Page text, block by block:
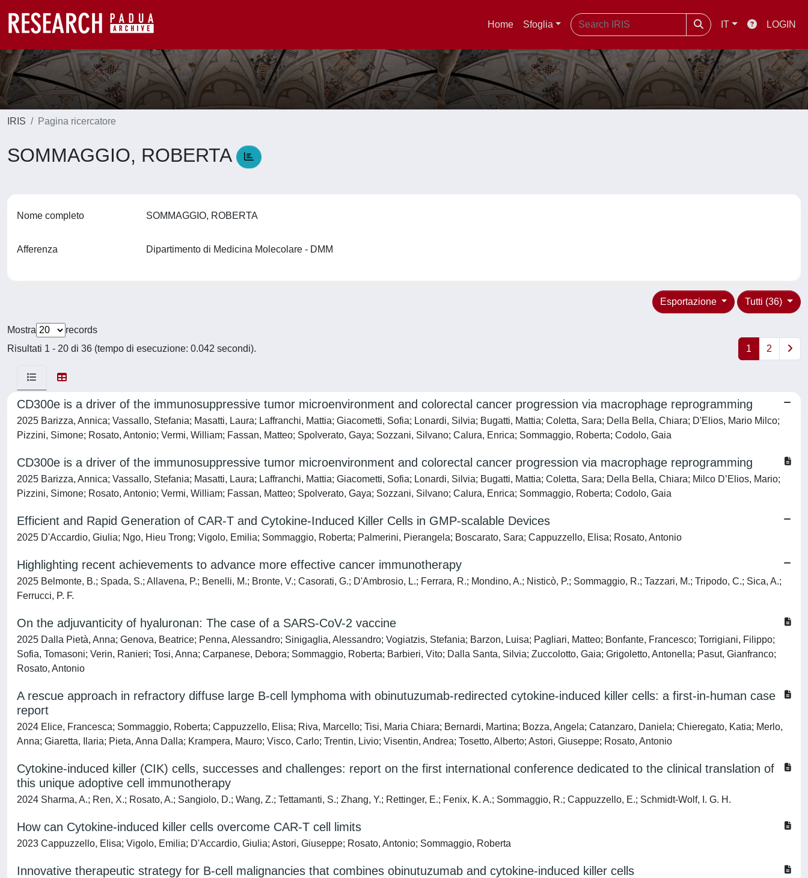
Home Sfoglia IT LOGIN
IRIS Pagina ricercatore
SOMMAGGIO, ROBERTA
Nome completo SOMMAGGIO, ROBERTA
Afferenza Dipartimento di Medicina Molecolare - DMM
Tutti (36)
Esportazione
Mostra
records
Risultati 1 - 20 di 36 (tempo di esecuzione: 0.042 secondi).
1 2
CD300e is a driver of the immunosuppressive tumor microenvironment and colorectal cancer progression via macrophage reprogramming
2025 Barizza, Annica; Vassallo, Stefania; Masatti, Laura; Laffranchi, Mattia; Giacometti, Sofia; Lonardi, Silvia; Bugatti, Mattia; Coletta, Sara; Della Bella, Chiara; D'Elios, Mario Milco;
Pizzini, Simone; Rosato, Antonio; Vermi, William; Fassan, Matteo; Spolverato, Gaya; Sozzani, Silvano; Calura, Enrica; Sommaggio, Roberta; Codolo, Gaia
CD300e is a driver of the immunosuppressive tumor microenvironment and colorectal cancer progression via macrophage reprogramming
2025 Barizza, Annica; Vassallo, Stefania; Masatti, Laura; Laffranchi, Mattia; Giacometti, Sofia; Lonardi, Silvia; Bugatti, Mattia; Coletta, Sara; Della Bella, Chiara; Milco D’Elios, Mario;
Pizzini, Simone; Rosato, Antonio; Vermi, William; Fassan, Matteo; Spolverato, Gaya; Sozzani, Silvano; Calura, Enrica; Sommaggio, Roberta; Codolo, Gaia
Efficient and Rapid Generation of CAR-T and Cytokine-Induced Killer Cells in GMP-scalable Devices
2025 D'Accardio, Giulia; Ngo, Hieu Trong; Vigolo, Emilia; Sommaggio, Roberta; Palmerini, Pierangela; Boscarato, Sara; Cappuzzello, Elisa; Rosato, Antonio
Highlighting recent achievements to advance more effective cancer immunotherapy
2025 Belmonte, B.; Spada, S.; Allavena, P.; Benelli, M.; Bronte, V.; Casorati, G.; D'Ambrosio, L.; Ferrara, R.; Mondino, A.; Nisticò, P.; Sommaggio, R.; Tazzari, M.; Tripodo, C.; Sica, A.;
Ferrucci, P. F.
On the adjuvanticity of hyaluronan: The case of a SARS-CoV-2 vaccine
2025 Dalla Pietà, Anna; Genova, Beatrice; Penna, Alessandro; Sinigaglia, Alessandro; Vogiatzis, Stefania; Barzon, Luisa; Pagliari, Matteo; Bonfante, Francesco; Torrigiani, Filippo;
Sofia, Tomasoni; Verin, Ranieri; Tosi, Anna; Carpanese, Debora; Sommaggio, Roberta; Barbieri, Vito; Dalla Santa, Silvia; Zuccolotto, Gaia; Grigoletto, Antonella; Pasut, Gianfranco;
Rosato, Antonio
A rescue approach in refractory diffuse large B-cell lymphoma with obinutuzumab-redirected cytokine-induced killer cells: a first-in-human case
report
2024 Elice, Francesca; Sommaggio, Roberta; Cappuzzello, Elisa; Riva, Marcello; Tisi, Maria Chiara; Bernardi, Martina; Bozza, Angela; Catanzaro, Daniela; Chieregato, Katia; Merlo,
Anna; Giaretta, Ilaria; Pieta, Anna Dalla; Krampera, Mauro; Visco, Carlo; Trentin, Livio; Visentin, Andrea; Tosetto, Alberto; Astori, Giuseppe; Rosato, Antonio
Cytokine-induced killer (CIK) cells, successes and challenges: report on the first international conference dedicated to the clinical translation of
this unique adoptive cell immunotherapy
2024 Sharma, A.; Ren, X.; Rosato, A.; Sangiolo, D.; Wang, Z.; Tettamanti, S.; Zhang, Y.; Rettinger, E.; Fenix, K. A.; Sommaggio, R.; Cappuzzello, E.; Schmidt-Wolf, I. G. H.
How can Cytokine-induced killer cells overcome CAR-T cell limits
2023 Cappuzzello, Elisa; Vigolo, Emilia; D'Accardio, Giulia; Astori, Giuseppe; Rosato, Antonio; Sommaggio, Roberta
Innovative therapeutic strategy for B-cell malignancies that combines obinutuzumab and cytokine-induced killer cells